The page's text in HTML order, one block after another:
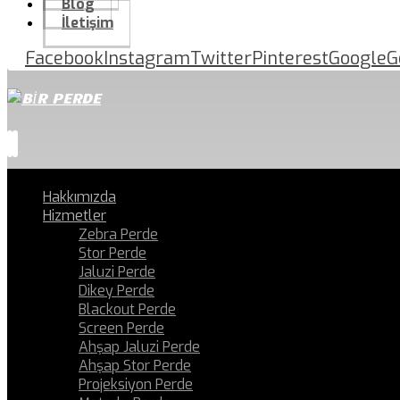
Blog
İletişim
FacebookInstagramTwitterPinterestGoogle
Hakkımızda
Hizmetler
Zebra Perde
Stor Perde
Jaluzi Perde
Dikey Perde
Blackout Perde
Screen Perde
Ahşap Jaluzi Perde
Ahşap Stor Perde
Projeksiyon Perde